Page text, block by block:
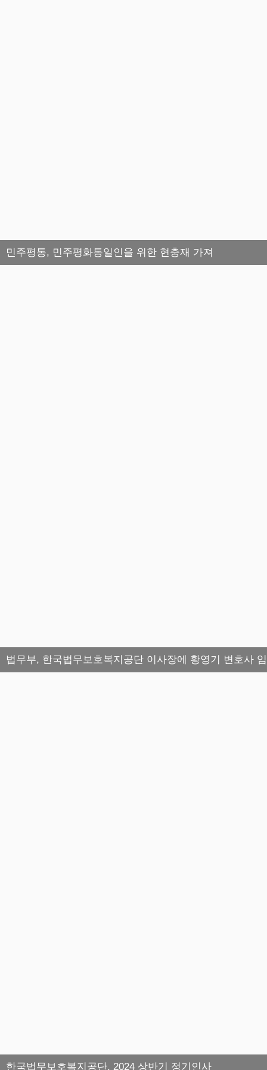
민주평통, 민주평화통일인을 위한 현충재 가져
법무부, 한국법무보호복지공단 이사장에 황영기 변호사
한국법무보호복지공단, 2024 상반기 정기인사